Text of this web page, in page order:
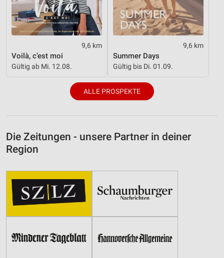
9,6 km
Voilà, c’est moi
Gültig ab Mi. 12.08.
9,6 km
Summer Days
Gültig bis Di. 01.09.
ALLE PROSPEKTE
Die Zeitungen - unsere Partner in deiner
Region